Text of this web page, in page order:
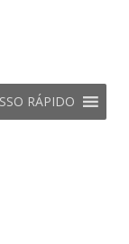
RÁPIDO